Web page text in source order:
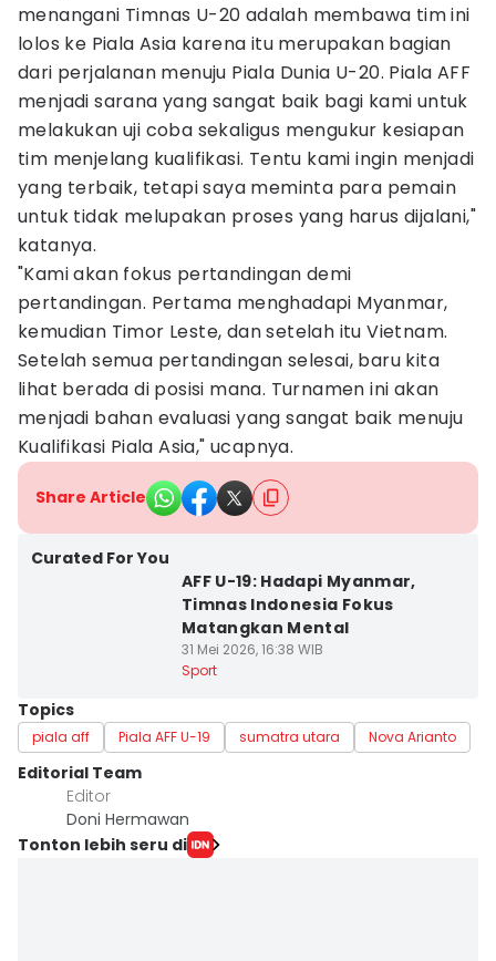
menangani Timnas U-20 adalah membawa tim ini
lolos ke Piala Asia karena itu merupakan bagian
dari perjalanan menuju Piala Dunia U-20. Piala AFF
menjadi sarana yang sangat baik bagi kami untuk
melakukan uji coba sekaligus mengukur kesiapan
tim menjelang kualifikasi. Tentu kami ingin menjadi
yang terbaik, tetapi saya meminta para pemain
untuk tidak melupakan proses yang harus dijalani,"
katanya.
"Kami akan fokus pertandingan demi
pertandingan. Pertama menghadapi Myanmar,
kemudian Timor Leste, dan setelah itu Vietnam.
Setelah semua pertandingan selesai, baru kita
lihat berada di posisi mana. Turnamen ini akan
menjadi bahan evaluasi yang sangat baik menuju
Kualifikasi Piala Asia," ucapnya.
Share Article
Curated For You
AFF U-19: Hadapi Myanmar,
Timnas Indonesia Fokus
Matangkan Mental
31 Mei 2026, 16:38 WIB
Sport
Topics
piala aff Piala AFF U-19 sumatra utara Nova Arianto
Editorial Team
Editor
Doni Hermawan
Tonton lebih seru di